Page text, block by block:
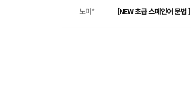
노미* [NEW 초급 스페인어 문법 ]